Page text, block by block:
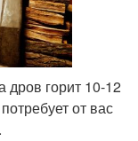
дров горит 10-12
от вас